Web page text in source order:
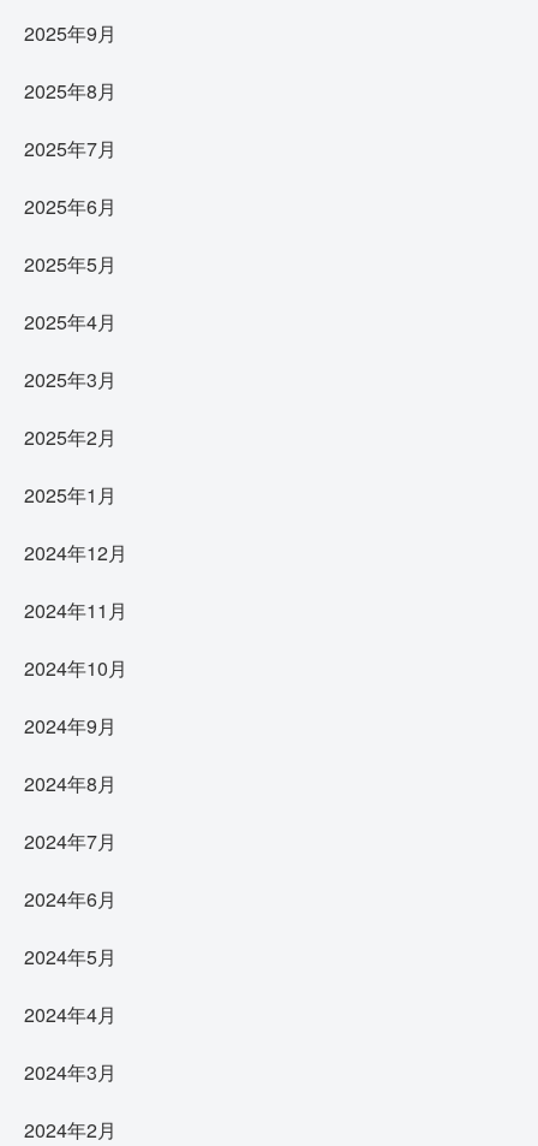
2025年9月
2025年8月
2025年7月
2025年6月
2025年5月
2025年4月
2025年3月
2025年2月
2025年1月
2024年12月
2024年11月
2024年10月
2024年9月
2024年8月
2024年7月
2024年6月
2024年5月
2024年4月
2024年3月
2024年2月